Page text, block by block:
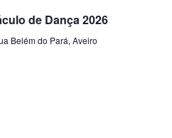
de Dança 2026
Belém do Pará, Aveiro